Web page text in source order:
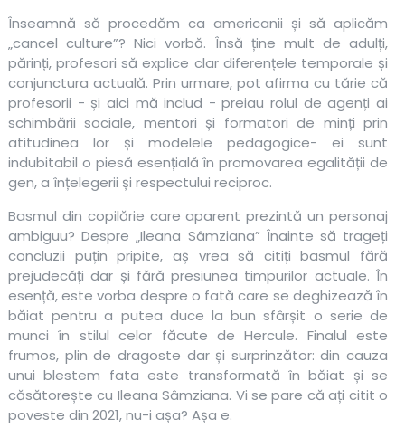
Înseamnă să procedăm ca americanii și să aplicăm
„cancel culture”? Nici vorbă. Însă ține mult de adulți,
părinți, profesori să explice clar diferențele temporale și
conjunctura actuală. Prin urmare, pot afirma cu tărie că
profesorii - și aici mă includ - preiau rolul de agenți ai
schimbării sociale, mentori și formatori de minți prin
atitudinea lor și modelele pedagogice- ei sunt
indubitabil o piesă esențială în promovarea egalității de
gen, a înțelegerii și respectului reciproc.
Basmul din copilărie care aparent prezintă un personaj
ambiguu? Despre „Ileana Sâmziana” Înainte să trageți
concluzii puțin pripite, aș vrea să citiți basmul fără
prejudecăți dar și fără presiunea timpurilor actuale. În
esență, este vorba despre o fată care se deghizează în
băiat pentru a putea duce la bun sfârșit o serie de
munci în stilul celor făcute de Hercule. Finalul este
frumos, plin de dragoste dar și surprinzător: din cauza
unui blestem fata este transformată în băiat și se
căsătorește cu Ileana Sâmziana. Vi se pare că ați citit o
poveste din 2021, nu-i așa? Așa e.